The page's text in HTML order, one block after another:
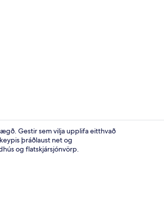
Gestir sem vilja upplifa eitthvað
þráðlaust net og
og flatskjársjónvörp.